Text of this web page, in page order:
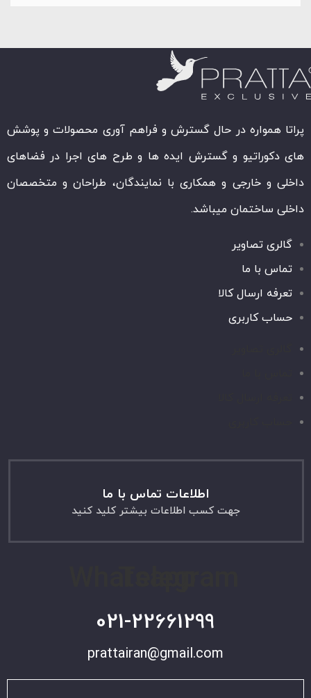
پراتا همواره در حال گسترش و فراهم آوری محصولات و پوشش
های دکوراتیو و گسترش ایده ها و طرح های اجرا در فضاهای
داخلی و خارجی و همکاری با نمایندگان، طراحان و متخصصان
داخلی ساختمان میباشد.
گالری تصاویر
تماس با ما
تعرفه ارسال کالا
حساب کاربری
اطلاعات تماس با ما
جهت کسب اطلاعات بیشتر کلید کنید
021-22661299
prattairan@gmail.com